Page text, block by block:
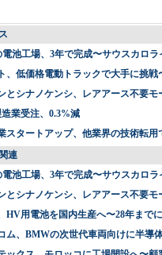
池工場、3年で完成〜サウスカロラ
、低価格電動トラックで大手に挑戦
とシナノケンシ、レアアース不要モ
業受注、0.3%減
スタートアップ、他業界の技術転用
連
池工場、3年で完成〜サウスカロラ
とシナノケンシ、レアアース不要モ
HV用電池を国内生産へ〜28年まで
ム、BMWの次世代車両向けに半導